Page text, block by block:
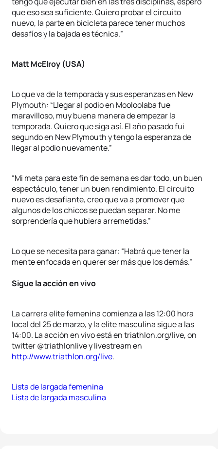
que eso sea suficiente. Quiero probar el circuito
nuevo, la parte en bicicleta parece tener muchos
desafíos y la bajada es técnica.”
Matt McElroy (USA)
Lo que va de la temporada y sus esperanzas en New
Plymouth: “Llegar al podio en Mooloolaba fue
maravilloso, muy buena manera de empezar la
temporada. Quiero que siga así. El año pasado fui
segundo en New Plymouth y tengo la esperanza de
llegar al podio nuevamente.”
“Mi meta para este fin de semana es dar todo, un buen
espectáculo, tener un buen rendimiento. El circuito
nuevo es desafiante, creo que va a promover que
algunos de los chicos se puedan separar. No me
sorprendería que hubiera arremetidas.”
Lo que se necesita para ganar: “Habrá que tener la
mente enfocada en querer ser más que los demás.”
Sigue la acción en vivo
La carrera elite femenina comienza a las 12:00 hora
local del 25 de marzo, y la elite masculina sigue a las
14:00. La acción en vivo está en triathlon.org/live, on
twitter @triathlonlive y livestream en
http://www.triathlon.org/live.
Lista de largada femenina
Lista de largada masculina